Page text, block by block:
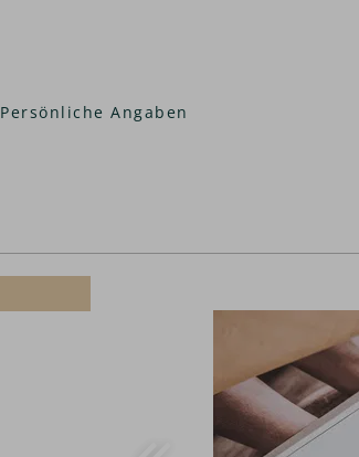
Persönliche Angaben